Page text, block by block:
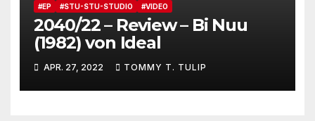
#EP #STU-STU-STUDIO #VIDEO
2040/22 – Review – Bi Nuu
(1982) von Ideal
APR. 27, 2022 TOMMY T. TULIP